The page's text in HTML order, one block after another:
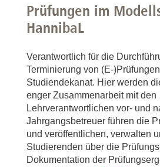
Prüfungen im
HannibaL
Verantwortlich für die
Terminierung von (E-
Studiendekanat. Hier werden
enger Zusammenarbeit mit den
Lehrverantwortlichen vor- und
Jahrgangsbetreuer führen die
und veröffentlichen, verwalten
Studierenden über die
Dokumentation der